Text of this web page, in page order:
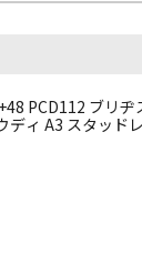
PCD112 ブリ
ディ A3 スタッド